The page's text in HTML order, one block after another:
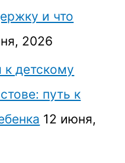
и что
2026
к детскому
путь к
12 июня,